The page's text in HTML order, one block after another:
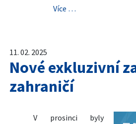
Více …
11. 02. 2025
Nové exkluzivní
zahraničí
V prosinci byly